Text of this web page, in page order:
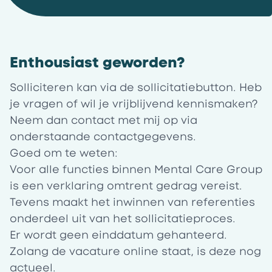
Enthousiast geworden?
Solliciteren kan via de sollicitatiebutton. Heb
je vragen of wil je vrijblijvend kennismaken?
Neem dan contact met mij op via
onderstaande contactgegevens.
Goed om te weten:
Voor alle functies binnen Mental Care Group
is een verklaring omtrent gedrag vereist.
Tevens maakt het inwinnen van referenties
onderdeel uit van het sollicitatieproces.
Er wordt geen einddatum gehanteerd.
Zolang de vacature online staat, is deze nog
actueel.